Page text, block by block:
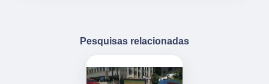
Pesquisas relacionadas